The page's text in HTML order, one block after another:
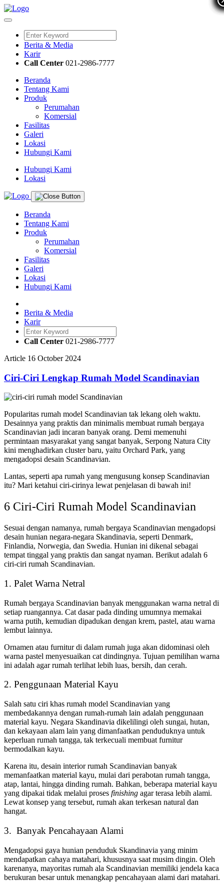
Berita & Media
Karir
Call Center 021-2986-7777
Beranda
Tentang Kami
Produk
Perumahan
Komersial
Fasilitas
Galeri
Lokasi
Hubungi Kami
Hubungi Kami
Lokasi
Beranda
Tentang Kami
Produk
Perumahan
Komersial
Fasilitas
Galeri
Lokasi
Hubungi Kami
Berita & Media
Karir
Call Center 021-2986-7777
Article 16 October 2024
Ciri-Ciri Lengkap Rumah Model Scandinavian
Popularitas rumah model Scandinavian tak lekang oleh waktu.
Desainnya yang praktis dan minimalis membuat rumah bergaya
Scandinavian jadi incaran banyak orang. Demi memenuhi
permintaan masyarakat yang sangat banyak, Serpong Natura City
kini menghadirkan cluster baru, yaitu Orchard Park, yang
mengadopsi desain Scandinavian.
Lantas, seperti apa rumah yang mengusung konsep Scandinavian
itu? Mari ketahui ciri-cirinya lewat penjelasan di bawah ini!
6 Ciri-Ciri Rumah Model Scandinavian
Sesuai dengan namanya, rumah bergaya Scandinavian mengadopsi
desain hunian negara-negara Skandinavia, seperti Denmark,
Finlandia, Norwegia, dan Swedia. Hunian ini dikenal sebagai
tempat tinggal yang praktis dan sangat nyaman. Berikut adalah 6
ciri-ciri rumah Scandinavian.
1. Palet Warna Netral
Rumah bergaya Scandinavian banyak menggunakan warna netral di
setiap ruangannya. Cat dasar pada dinding umumnya memakai
warna putih, kemudian dipadukan dengan krem, pastel, atau warna
lembut lainnya.
Ornamen atau furnitur di dalam rumah juga akan didominasi oleh
warna pastel menyesuaikan cat dindingnya. Tujuan pemilihan warna
ini adalah agar rumah terlihat lebih luas, bersih, dan cerah.
2. Penggunaan Material Kayu
Salah satu ciri khas rumah model Scandinavian yang
membedakannya dengan rumah-rumah lain adalah penggunaan
material kayu. Negara Skandinavia dikelilingi oleh sungai, hutan,
dan kekayaan alam lain yang dimanfaatkan penduduknya untuk
keperluan rumah tangga, tak terkecuali membuat furnitur
bermodalkan kayu.
Karena itu, desain interior rumah Scandinavian banyak
memanfaatkan material kayu, mulai dari perabotan rumah tangga,
atap, lantai, hingga dinding rumah. Bahkan, beberapa material kayu
yang dipakai tidak melalui proses finishing agar terasa lebih alami.
Lewat konsep yang tersebut, rumah akan terkesan natural dan
hangat.
3. Banyak Pencahayaan Alami
Mengadopsi gaya hunian penduduk Skandinavia yang minim
mendapatkan cahaya matahari, khususnya saat musim dingin. Oleh
karenanya, mayoritas rumah ala Scandinavian memiliki jendela kaca
berukuran besar untuk menangkap pencahayaan alami dari matahari.